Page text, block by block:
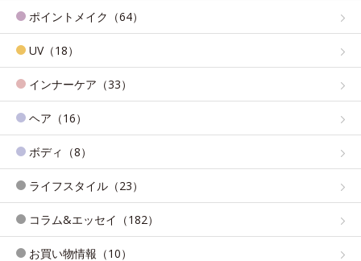
ポイントメイク（64）
UV（18）
インナーケア（33）
ヘア（16）
ボディ（8）
ライフスタイル（23）
コラム&エッセイ（182）
お買い物情報（10）